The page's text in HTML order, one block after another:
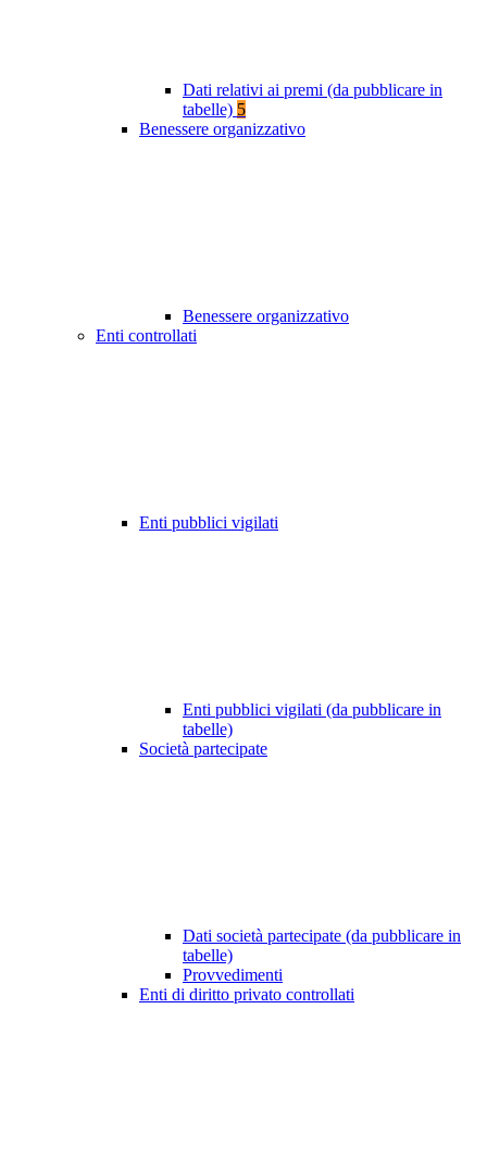
Dati relativi ai premi (da pubblicare in
tabelle) 5
Benessere organizzativo
Benessere organizzativo
Enti controllati
Enti pubblici vigilati
Enti pubblici vigilati (da pubblicare in
tabelle)
Società partecipate
Dati società partecipate (da pubblicare in
tabelle)
Provvedimenti
Enti di diritto privato controllati